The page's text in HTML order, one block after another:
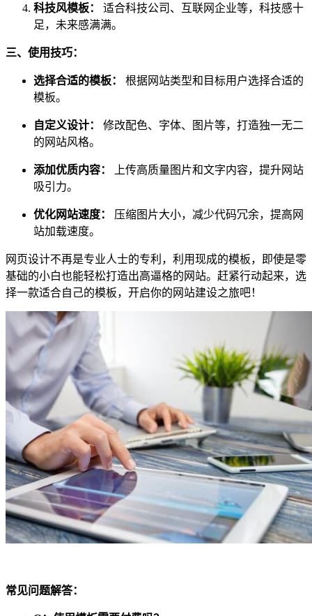
科技风模板：
适合科技公司、互联网企业等，科技感十
足，未来感满满。
三、使用技巧：
选择合适的模板：
根据网站类型和目标用户选择合适的
模板。
自定义设计：
修改配色、字体、图片等，打造独一无二
的网站风格。
添加优质内容：
上传高质量图片和文字内容，提升网站
吸引力。
优化网站速度：
压缩图片大小，减少代码冗余，提高网
站加载速度。
网页设计不再是专业人士的专利，利用现成的模板，即使是零
基础的小白也能轻松打造出高逼格的网站。赶紧行动起来，选
择一款适合自己的模板，开启你的网站建设之旅吧！
常见问题解答：